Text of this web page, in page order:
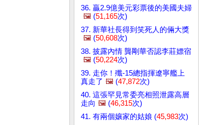
36. 贏2.9億美元彩票後的美國夫婦
🖼️ (51,165次)
37. 新華社長得到笑死人的倆大獎
🖼️ (50,608次)
38. 披露內情 龔剛華否認李莊嫖宿
🖼️ (50,224次)
39. 走你！殲-15總指揮遼寧艦上
真走了 🖼️ (47,872次)
40. 這張罕見常委亮相照泄露高層
走向 🖼️ (46,315次)
41. 有兩個孃家的姑娘 (45,983次)